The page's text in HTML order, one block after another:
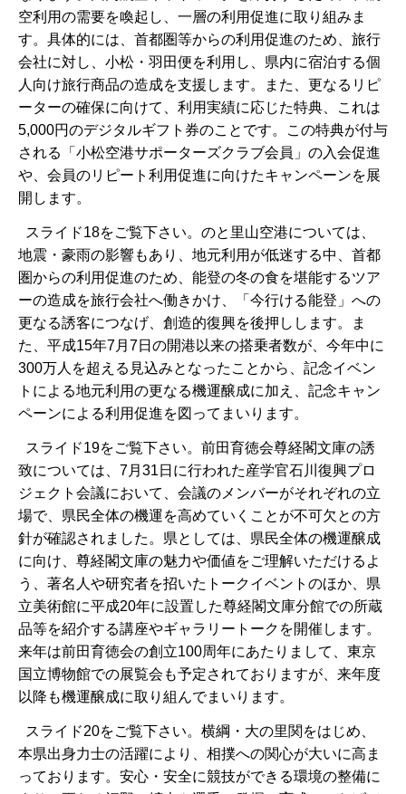
空利用の需要を喚起し、一層の利用促進に取り組みま
す。具体的には、首都圏等からの利用促進のため、旅行
会社に対し、小松・羽田便を利用し、県内に宿泊する個
人向け旅行商品の造成を支援します。また、更なるリピ
ーターの確保に向けて、利用実績に応じた特典、これは
5,000円のデジタルギフト券のことです。この特典が付与
される「小松空港サポーターズクラブ会員」の入会促進
や、会員のリピート利用促進に向けたキャンペーンを展
開します。
スライド18をご覧下さい。のと里山空港については、
地震・豪雨の影響もあり、地元利用が低迷する中、首都
圏からの利用促進のため、能登の冬の食を堪能するツア
ーの造成を旅行会社へ働きかけ、「今行ける能登」への
更なる誘客につなげ、創造的復興を後押しします。ま
た、平成15年7月7日の開港以来の搭乗者数が、今年中に
300万人を超える見込みとなったことから、記念イベン
トによる地元利用の更なる機運醸成に加え、記念キャン
ペーンによる利用促進を図ってまいります。
スライド19をご覧下さい。前田育徳会尊経閣文庫の誘
致については、7月31日に行われた産学官石川復興プロ
ジェクト会議において、会議のメンバーがそれぞれの立
場で、県民全体の機運を高めていくことが不可欠との方
針が確認されました。県としては、県民全体の機運醸成
に向け、尊経閣文庫の魅力や価値をご理解いただけるよ
う、著名人や研究者を招いたトークイベントのほか、県
立美術館に平成20年に設置した尊経閣文庫分館での所蔵
品等を紹介する講座やギャラリートークを開催します。
来年は前田育徳会の創立100周年にあたりまして、東京
国立博物館での展覧会も予定されておりますが、来年度
以降も機運醸成に取り組んでまいります。
スライド20をご覧下さい。横綱・大の里関をはじめ、
本県出身力士の活躍により、相撲への関心が大いに高ま
っております。安心・安全に競技ができる環境の整備に